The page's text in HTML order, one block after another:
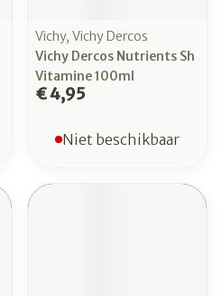
Vichy, Vichy Dercos
Vichy Dercos Nutrients Sh
Vitamine 100ml
€ 4,95
Niet beschikbaar